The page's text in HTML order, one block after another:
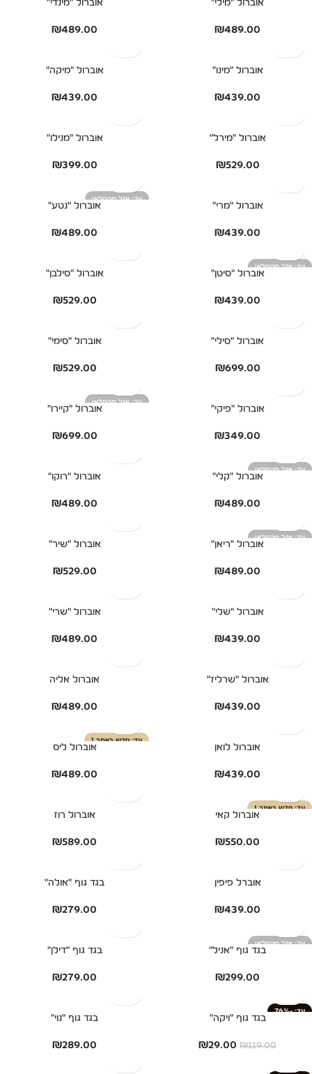
אוברול "מילי"
₪489.00
אוברול "מינדי"
₪489.00
אוברול "מינו"
₪439.00
אוברול "מיקה"
₪439.00
אוברול "מירל"
₪529.00
אוברול "מנילו"
₪399.00
אוברול "מרי"
₪439.00
אזל מהמלאי
אוברול "נטע"
₪489.00
אזל מהמלאי
אוברול "סיטן"
₪439.00
אוברול "סילבן"
₪529.00
אוברול "סילי"
₪699.00
אוברול "סימי"
₪529.00
אוברול "פיקי"
₪349.00
אזל מהמלאי
אוברול "קיירו"
₪699.00
אזל מהמלאי
אוברול "קלי"
₪489.00
אוברול "רוקו"
₪489.00
אזל מהמלאי
אוברול "ריאן"
₪489.00
אוברול "שיר"
₪529.00
אוברול "שלי"
₪439.00
אוברול "שרי"
₪489.00
אוברול "שרליז"
₪439.00
אוברול אליה
₪489.00
אוברול לואן
₪439.00
חדש באתר !
אוברול ליס
₪489.00
חדש באתר !
אוברול קאי
₪550.00
אוברול רוז
₪589.00
אוברל פיפין
₪439.00
בגד גוף "אולה"
₪279.00
אזל מהמלאי
בגד גוף "אניל"
₪299.00
בגד גוף "דילן"
₪279.00
-76%
בגד גוף "ויקה"
₪119.00
₪29.00
בגד גוף "נוי"
₪289.00